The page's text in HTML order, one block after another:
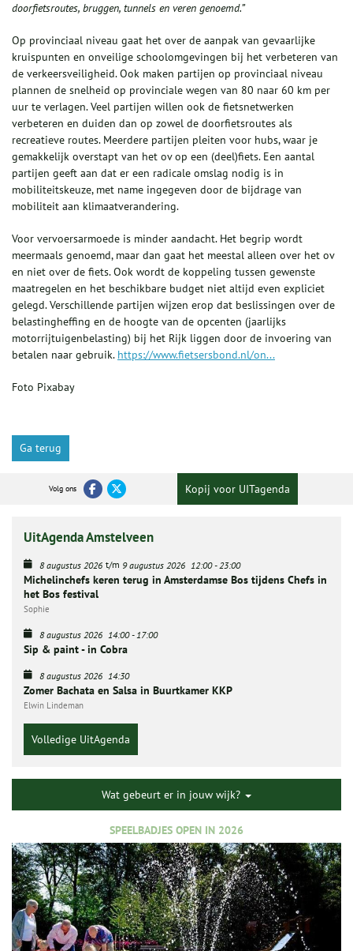
doorfietsroutes, bruggen, tunnels en veren genoemd.”
Op provinciaal niveau gaat het over de aanpak van gevaarlijke
kruispunten en onveilige schoolomgevingen bij het verbeteren van
de verkeersveiligheid. Ook maken partijen op provinciaal niveau
plannen de snelheid op provinciale wegen van 80 naar 60 km per
uur te verlagen. Veel partijen willen ook de fietsnetwerken
verbeteren en duiden dan op zowel de doorfietsroutes als
recreatieve routes. Meerdere partijen pleiten voor hubs, waar je
gemakkelijk overstapt van het ov op een (deel)fiets. Een aantal
partijen geeft aan dat er een radicale omslag nodig is in
mobiliteitskeuze, met name ingegeven door de bijdrage van
mobiliteit aan klimaatverandering.
Voor vervoersarmoede is minder aandacht. Het begrip wordt
meermaals genoemd, maar dan gaat het meestal alleen over het ov
en niet over de fiets. Ook wordt de koppeling tussen gewenste
maatregelen en het beschikbare budget niet altijd even expliciet
gelegd. Verschillende partijen wijzen erop dat beslissingen over de
belastingheffing en de hoogte van de opcenten (jaarlijks
motorrijtuigenbelasting) bij het Rijk liggen door de invoering van
betalen naar gebruik. https://www.fietsersbond.nl/on...
Foto Pixabay
Ga terug
Volg ons Kopij voor UITagenda
UitAgenda Amstelveen
8 augustus 2026 t/m 9 augustus 2026 12:00-23:00
Michelinchefs keren terug in Amsterdamse Bos tijdens Chefs in
het Bos festival
Sophie
8 augustus 2026 14:00-17:00
Sip & paint - in Cobra
8 augustus 2026 14:30
Zomer Bachata en Salsa in Buurtkamer KKP
Elwin Lindeman
Volledige UitAgenda
Wat gebeurt er in jouw wijk?
SPEELBADJES OPEN IN 2026